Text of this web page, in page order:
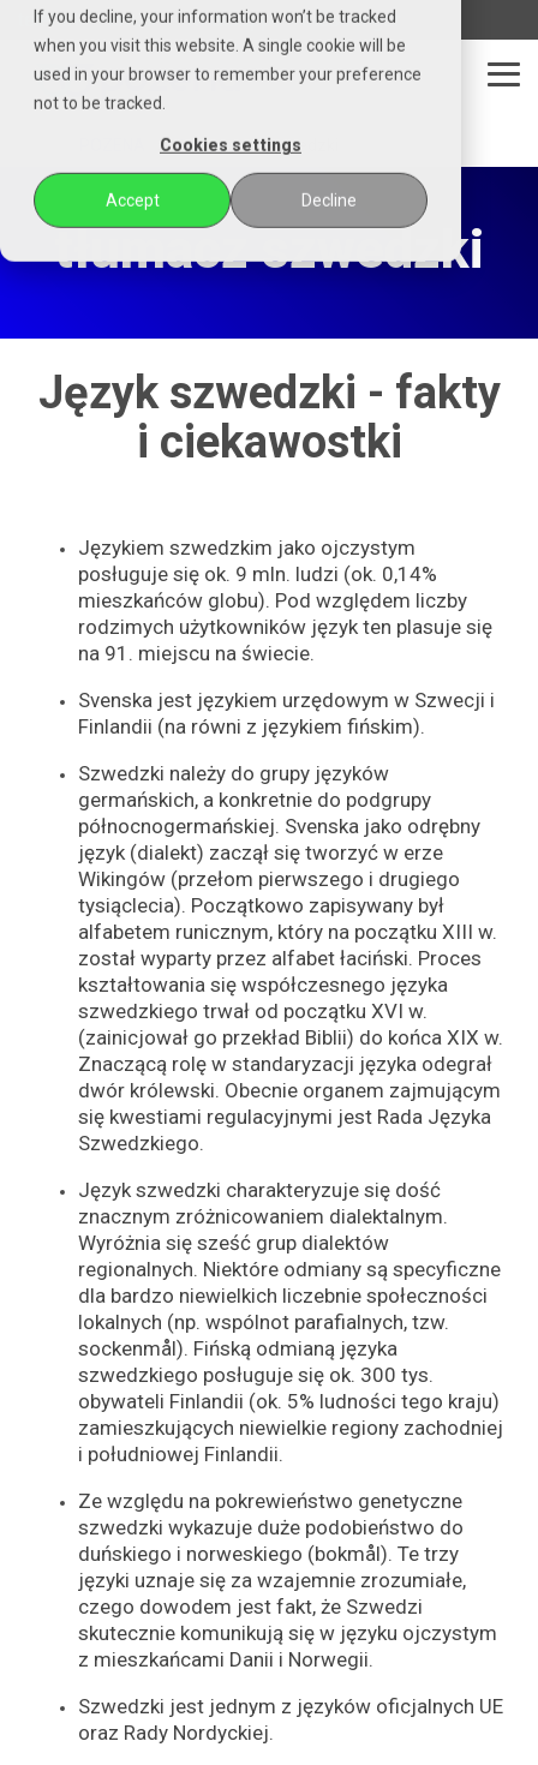
If you decline, your information won’t be tracked
when you visit this website. A single cookie will be
used in your browser to remember your preference
not to be tracked.
Cookies settings
Accept Decline
Czytaj
stronę
główną
POZENA
telefon email whatsapp messenger
tłumacz szwedzki
tłumacz szwedzki
Język szwedzki - fakty
i ciekawostki
Językiem szwedzkim jako ojczystym
posługuje się ok. 9 mln. ludzi (ok. 0,14%
mieszkańców globu). Pod względem liczby
rodzimych użytkowników język ten plasuje się
na 91. miejscu na świecie.
Svenska jest językiem urzędowym w Szwecji i
Finlandii (na równi z językiem fińskim).
Szwedzki należy do grupy języków
germańskich, a konkretnie do podgrupy
północnogermańskiej. Svenska jako odrębny
język (dialekt) zaczął się tworzyć w erze
Wikingów (przełom pierwszego i drugiego
tysiąclecia). Początkowo zapisywany był
alfabetem runicznym, który na początku XIII w.
został wyparty przez alfabet łaciński. Proces
kształtowania się współczesnego języka
szwedzkiego trwał od początku XVI w.
(zainicjował go przekład Biblii) do końca XIX w.
Znaczącą rolę w standaryzacji języka odegrał
dwór królewski. Obecnie organem zajmującym
się kwestiami regulacyjnymi jest Rada Języka
Szwedzkiego.
Język szwedzki charakteryzuje się dość
znacznym zróżnicowaniem dialektalnym.
Wyróżnia się sześć grup dialektów
regionalnych. Niektóre odmiany są specyficzne
dla bardzo niewielkich liczebnie społeczności
lokalnych (np. wspólnot parafialnych, tzw.
sockenmål). Fińską odmianą języka
szwedzkiego posługuje się ok. 300 tys.
obywateli Finlandii (ok. 5% ludności tego kraju)
zamieszkujących niewielkie regiony zachodniej
i południowej Finlandii.
Ze względu na pokrewieństwo genetyczne
szwedzki wykazuje duże podobieństwo do
duńskiego i norweskiego (bokmål). Te trzy
języki uznaje się za wzajemnie zrozumiałe,
czego dowodem jest fakt, że Szwedzi
skutecznie komunikują się w języku ojczystym
z mieszkańcami Danii i Norwegii.
Szwedzki jest jednym z języków oficjalnych UE
oraz Rady Nordyckiej.